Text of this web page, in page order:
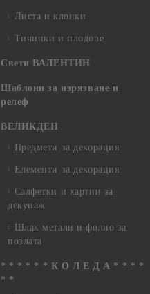
Листа и клонки
Тичинки и плодове
Свети ВАЛЕНТИН
Шаблони за изрязване и
релеф
ВЕЛИКДЕН
Предмети за декорация
Елементи за декорация
Салфетки и хартии за
декупаж
Шлак метали и фолио за
позлата
* * * * * * К О Л Е Д А * * * *
* *